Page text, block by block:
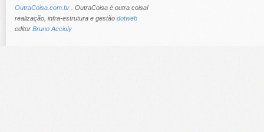
OutraCoisa.com.br . OutraCoisa é outra coisa!
realização, infra-estrutura e gestão dotweb
editor Bruno Accioly